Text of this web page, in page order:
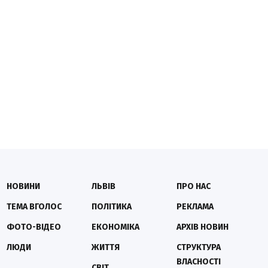
НОВИНИ
ТЕМА ВГОЛОС
ФОТО-ВІДЕО
ЛЮДИ
ЛЬВІВ
ПОЛІТИКА
ЕКОНОМІКА
ЖИТТЯ
ПРО НАС
РЕКЛАМА
АРХІВ НОВИН
СТРУКТУРА
ВЛАСНОСТІ